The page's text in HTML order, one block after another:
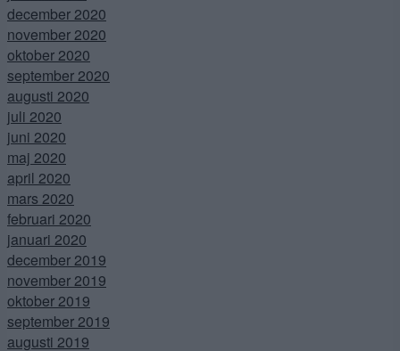
december 2020
november 2020
oktober 2020
september 2020
augusti 2020
juli 2020
juni 2020
maj 2020
april 2020
mars 2020
februari 2020
januari 2020
december 2019
november 2019
oktober 2019
september 2019
augusti 2019